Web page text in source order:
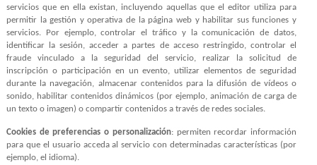
servicios que en ella existan, incluyendo aquellas que el editor utiliza para
permitir la gestión y operativa de la página web y habilitar sus funciones y
servicios. Por ejemplo, controlar el tráfico y la comunicación de datos,
identificar la sesión, acceder a partes de acceso restringido, controlar el
fraude vinculado a la seguridad del servicio, realizar la solicitud de
inscripción o participación en un evento, utilizar elementos de seguridad
durante la navegación, almacenar contenidos para la difusión de vídeos o
sonido, habilitar contenidos dinámicos (por ejemplo, animación de carga de
un texto o imagen) o compartir contenidos a través de redes sociales.
Cookies de preferencias o personalización: permiten recordar información
para que el usuario acceda al servicio con determinadas características (por
ejemplo, el idioma).